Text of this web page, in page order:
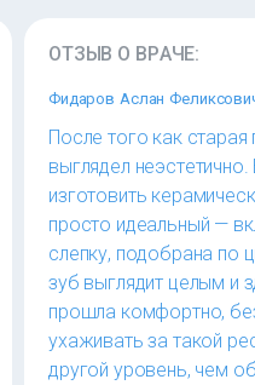
ОТЗЫВ О ВРАЧЕ:
Фидаров Аслан
После того как
выглядел
изготовить
просто идеальный —
слепку, подобрана по
зуб выглядит целым и
прошла комфортно,
ухаживать за такой
другой уровень, чем